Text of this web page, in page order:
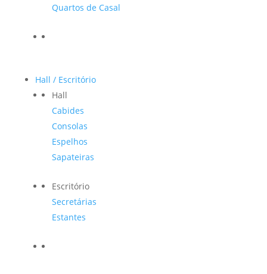
Quartos de Casal
Hall / Escritório
Hall
Cabides
Consolas
Espelhos
Sapateiras
Escritório
Secretárias
Estantes